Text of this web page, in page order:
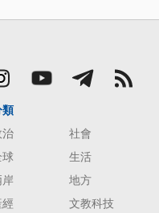
類
治
社會
球
生活
岸
地方
經
文教科技